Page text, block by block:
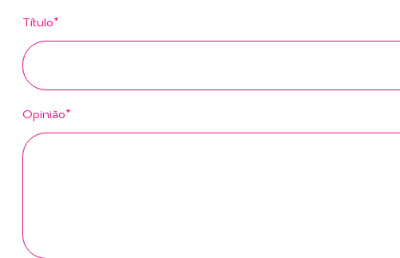
Título*
Opinião*